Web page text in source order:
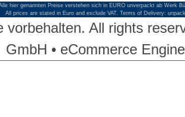
hier genannten Preise verstehen sich in EURO unverpackt ab Werk
All prices are stated in Euro and exclude VAT. Terms of Delivery:
vorbehalten. All rights
GmbH • eCommerce